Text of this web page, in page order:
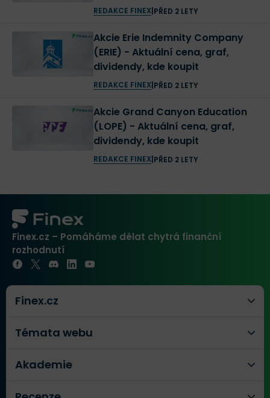
REDAKCE FINEX| PŘED 2 LETY
Akcie Erie Indemnity Company
(ERIE) - Aktuální cena, graf,
dividendy, kde koupit
REDAKCE FINEX| PŘED 2 LETY
Akcie Grand Canyon Education
(LOPE) - Aktuální cena, graf,
dividendy, kde koupit
REDAKCE FINEX| PŘED 2 LETY
Finex.cz – Pomáháme dělat chytrá finanční
rozhodnutí
Finex.cz
Témata webu
Akademie